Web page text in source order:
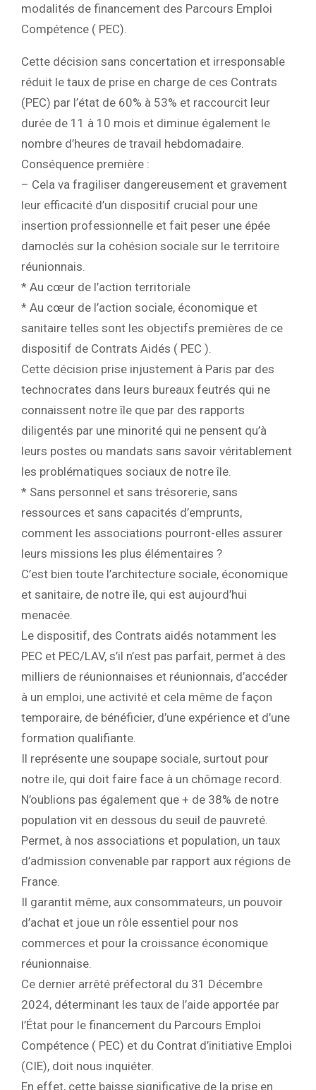
modalités de financement des Parcours Emploi
Compétence ( PEC).
Cette décision sans concertation et irresponsable
réduit le taux de prise en charge de ces Contrats
(PEC) par l’état de 60% à 53% et raccourcit leur
durée de 11 à 10 mois et diminue également le
nombre d’heures de travail hebdomadaire.
Conséquence première :
– Cela va fragiliser dangereusement et gravement
leur efficacité d’un dispositif crucial pour une
insertion professionnelle et fait peser une épée
damoclés sur la cohésion sociale sur le territoire
réunionnais.
* Au cœur de l’action territoriale
* Au cœur de l’action sociale, économique et
sanitaire telles sont les objectifs premières de ce
dispositif de Contrats Aidés ( PEC ).
Cette décision prise injustement à Paris par des
technocrates dans leurs bureaux feutrés qui ne
connaissent notre île que par des rapports
diligentés par une minorité qui ne pensent qu’à
leurs postes ou mandats sans savoir véritablement
les problématiques sociaux de notre île.
* Sans personnel et sans trésorerie, sans
ressources et sans capacités d’emprunts,
comment les associations pourront-elles assurer
leurs missions les plus élémentaires ?
C’est bien toute l’architecture sociale, économique
et sanitaire, de notre île, qui est aujourd’hui
menacée.
Le dispositif, des Contrats aidés notamment les
PEC et PEC/LAV, s’il n’est pas parfait, permet à des
milliers de réunionnaises et réunionnais, d’accéder
à un emploi, une activité et cela même de façon
temporaire, de bénéficier, d’une expérience et d’une
formation qualifiante.
Il représente une soupape sociale, surtout pour
notre ile, qui doit faire face à un chômage record.
N’oublions pas également que + de 38% de notre
population vit en dessous du seuil de pauvreté.
Permet, à nos associations et population, un taux
d’admission convenable par rapport aux régions de
France.
Il garantit même, aux consommateurs, un pouvoir
d’achat et joue un rôle essentiel pour nos
commerces et pour la croissance économique
réunionnaise.
Ce dernier arrêté préfectoral du 31 Décembre
2024, déterminant les taux de l’aide apportée par
l’État pour le financement du Parcours Emploi
Compétence ( PEC) et du Contrat d’initiative Emploi
(CIE), doit nous inquiéter.
En effet, cette baisse significative de la prise en